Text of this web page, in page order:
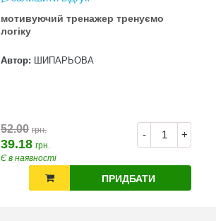
мотивуючий тренажер тренуємо
логіку
Автор: ШИПАРЬОВА
- +
52.00 грн.
39.18 грн.
Є в наявності
ПРИДБАТИ